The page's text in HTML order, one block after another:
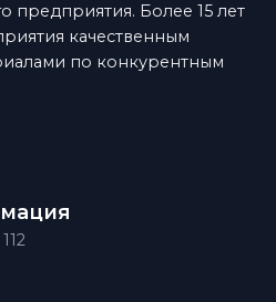
предприятия. Более 15 лет
качественным
по конкурентным